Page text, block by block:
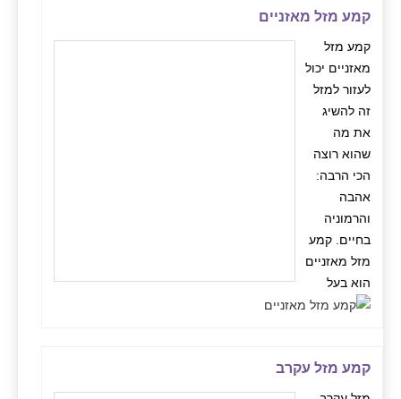
קמע מזל מאזניים
קמע מזל
מאזניים יכול
לעזור למזל
זה להשיג
את מה
שהוא רוצה
הכי הרבה:
אהבה
והרמוניה
בחיים. קמע
מזל מאזניים
הוא בעל
קמע מזל עקרב